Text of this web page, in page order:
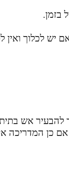
לכלוך ואין
להבעיר אש
כן